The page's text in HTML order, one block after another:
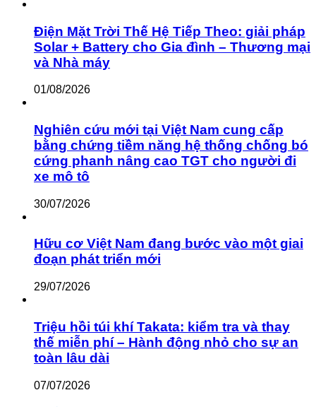
Điện Mặt Trời Thế Hệ Tiếp Theo: giải pháp
Solar + Battery cho Gia đình – Thương mại
và Nhà máy
01/08/2026
Nghiên cứu mới tại Việt Nam cung cấp
bằng chứng tiềm năng hệ thống chống bó
cứng phanh nâng cao TGT cho người đi
xe mô tô
30/07/2026
Hữu cơ Việt Nam đang bước vào một giai
đoạn phát triển mới
29/07/2026
Triệu hồi túi khí Takata: kiểm tra và thay
thế miễn phí – Hành động nhỏ cho sự an
toàn lâu dài
07/07/2026